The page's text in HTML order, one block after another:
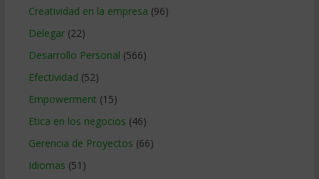
Creatividad en la empresa (96)
Delegar(22)
Desarrollo Personal (566)
Efectividad (52)
Empowerment (15)
Etica en los negocios (46)
Gerencia de Proyectos (66)
Idiomas (51)